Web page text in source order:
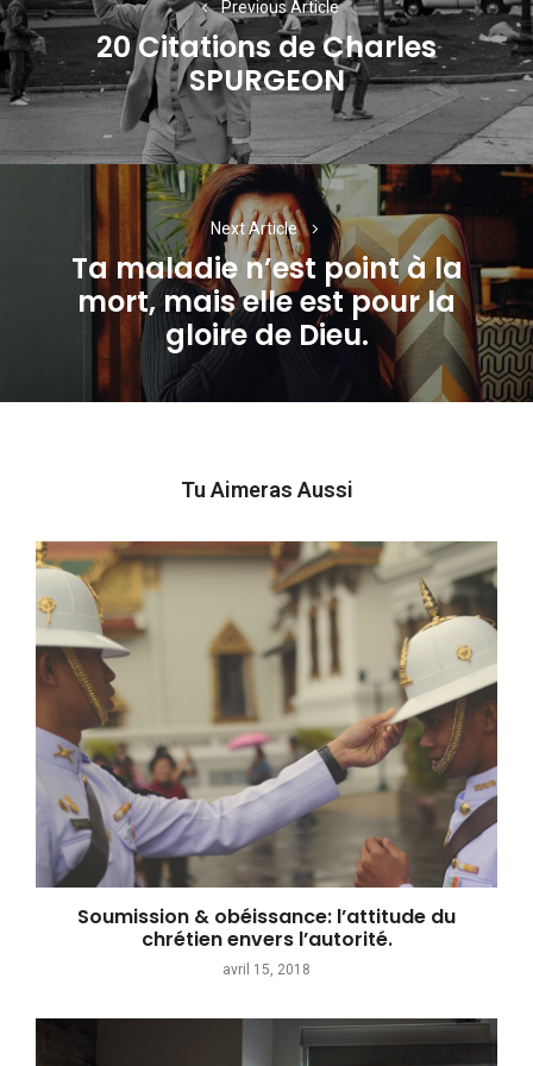
l’article
Previous Article
Previous
post:
20 Citations de Charles
SPURGEON
Next Article
Next
post:
Ta maladie n’est point à la
mort, mais elle est pour la
gloire de Dieu.
Tu Aimeras Aussi
Soumission & obéissance: l’attitude du
chrétien envers l’autorité.
avril 15, 2018